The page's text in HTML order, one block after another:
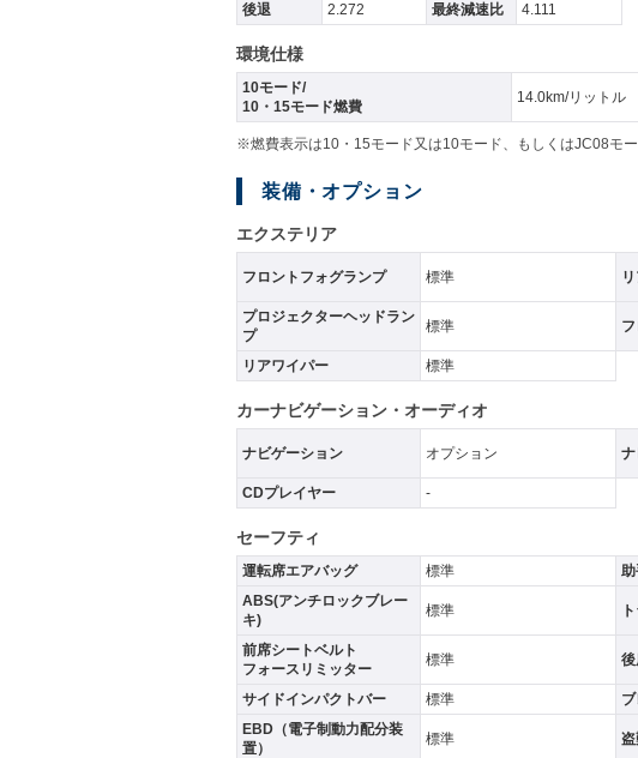
後退 2.272 最終減速比 4.111
環境仕様
10モード/
10・15モード燃費
14.0km/リットル
※燃費表示は10・15モード又は10モード、もしくはJC08モ
装備・オプション
エクステリア
フロントフォグランプ 標準
プロジェクターヘッドラン
プ
標準
リアワイパー 標準
カーナビゲーション・オーディオ
ナビゲーション オプション
CDプレイヤー -
セーフティ
運転席エアバッグ 標準
ABS(アンチロックブレー
キ)
標準
前席シートベルト
フォースリミッター
標準 後
サイドインパクトバー 標準
EBD（電子制動力配分装
置）
標準